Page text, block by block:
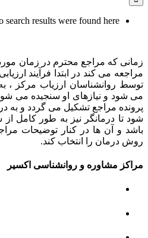
results were found here.
زمانی که مراجع محترم در زمان
مراجعه می کند در ابتدا فرآیند
توسط روانشناسان ارزیاب مرکز ،
می شود و نیازهای او سنجیده می
پرونده مراجع تشکیل می گردد و به
شود تا درمانگر نیز به طور کامل
باشد و آن ها در کنار توضیحات
روش درمان را انتخاب کند.
مراکز مشاوره و روانشناسی اکسیر